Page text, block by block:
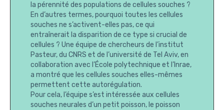
la pérennité des populations de cellules souches ?
En d’autres termes, pourquoi toutes les cellules
souches ne s’activent-elles pas, ce qui
entraînerait la disparition de ce type si crucial de
cellules ? Une équipe de chercheurs de l’institut
Pasteur, du CNRS et de l’université de Tel Aviv, en
collaboration avec l’École polytechnique et l’Inrae,
a montré que les cellules souches elles-mêmes
permettent cette autorégulation.
Pour cela, l’équipe s’est intéressée aux cellules
souches neurales d’un petit poisson, le poisson